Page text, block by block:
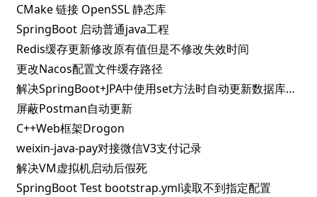
CMake 链接 OpenSSL 静态库
SpringBoot 启动普通java工程
Redis缓存更新修改原有值但是不修改失效时间
更改Nacos配置文件缓存路径
解决SpringBoot+JPA中使用set方法时自动更新数据库问题
屏蔽Postman自动更新
C++Web框架Drogon
weixin-java-pay对接微信V3支付记录
解决VM虚拟机启动后假死
SpringBoot Test bootstrap.yml读取不到指定配置